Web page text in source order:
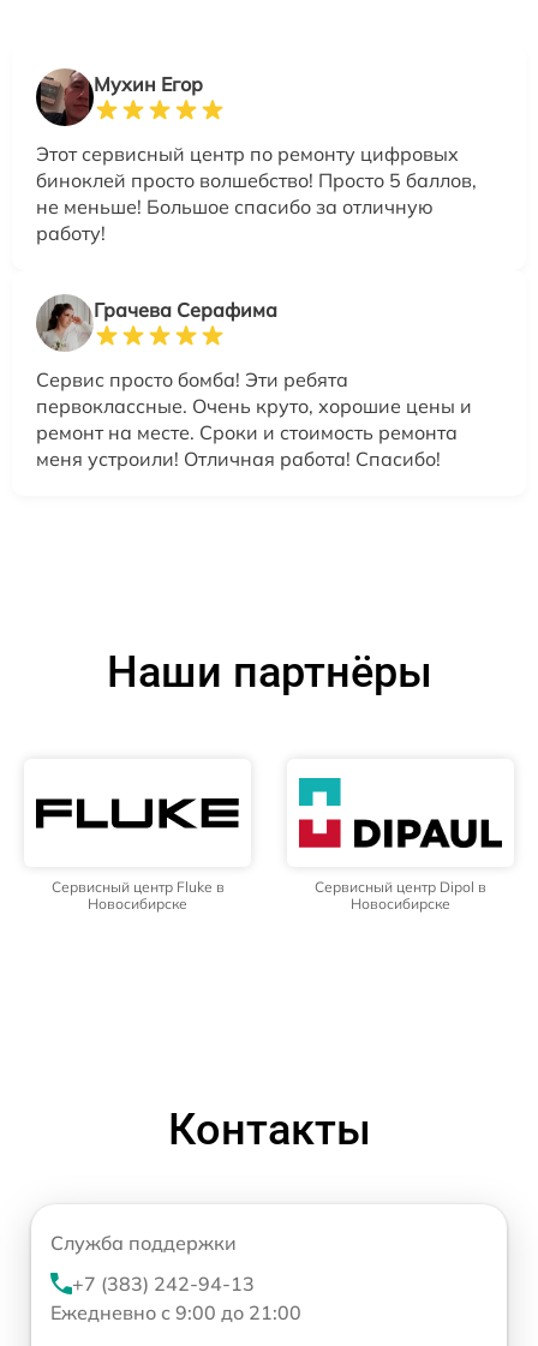
Мухин Егор
Этот сервисный центр по ремонту цифровых
биноклей просто волшебство! Просто 5 баллов,
не меньше! Большое спасибо за отличную
работу!
Грачева Серафима
Сервис просто бомба! Эти ребята
первоклассные. Очень круто, хорошие цены и
ремонт на месте. Сроки и стоимость ремонта
меня устроили! Отличная работа! Спасибо!
Наши партнёры
Сервисный центр Fluke в
Новосибирске
Сервисный центр Dipol в
Новосибирске
Контакты
Служба поддержки
+7 (383) 242-94-13
Ежедневно с 9:00 до 21:00